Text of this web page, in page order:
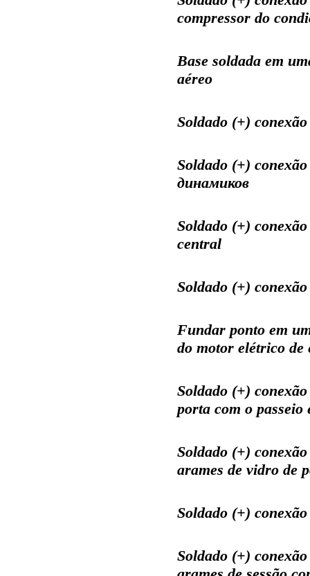
compressor do
Base soldada em
aéreo
Soldado (+)
Soldado (+)
динамиков
Soldado (+)
central
Soldado (+)
Fundar ponto em
do motor elétrico de
Soldado (+)
porta com o passeio
Soldado (+)
arames de vidro de
Soldado (+)
Soldado (+)